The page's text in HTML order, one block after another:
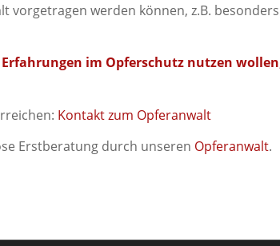
vorgetragen werden können, z.B.
im Opferschutz nutzen
Kontakt zum Opferanwalt
Erstberatung durch unseren Opferanwalt.